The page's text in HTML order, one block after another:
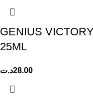
GENIUS VICTORY
25ML
28.00د.ت